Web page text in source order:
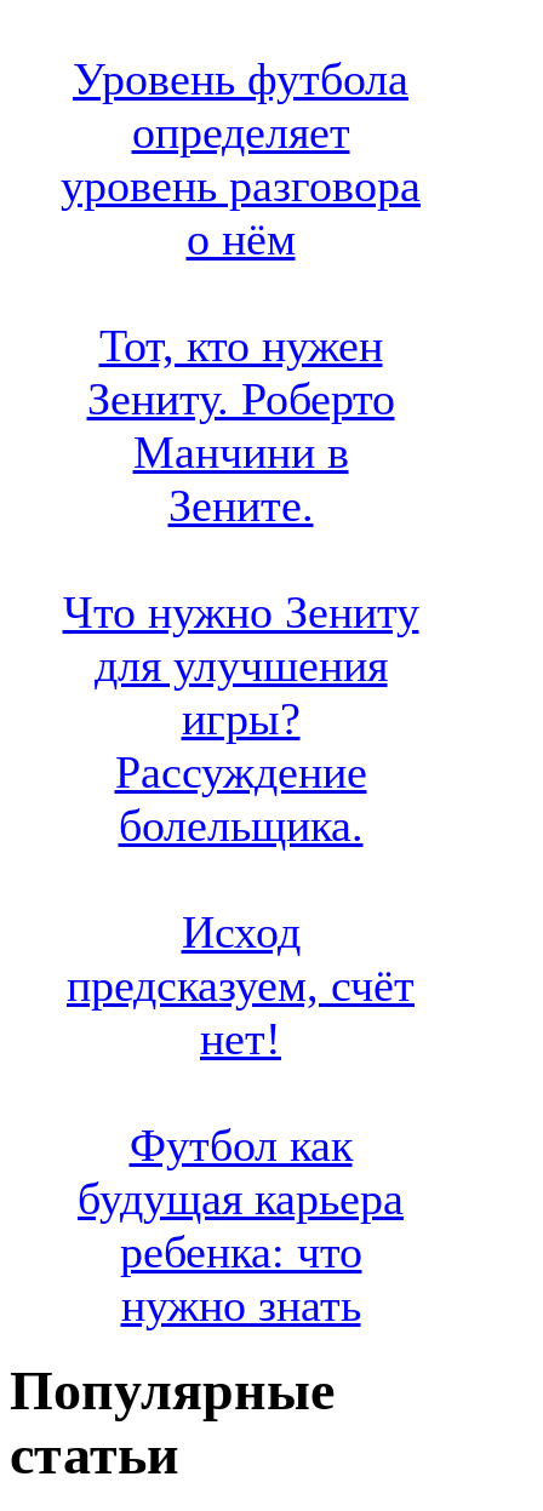
Уровень футбола
определяет
уровень разговора
о нём
Тот, кто нужен
Зениту. Роберто
Манчини в
Зените.
Что нужно Зениту
для улучшения
игры?
Рассуждение
болельщика.
Исход
предсказуем, счёт
нет!
Футбол как
будущая карьера
ребенка: что
нужно знать
Популярные
статьи